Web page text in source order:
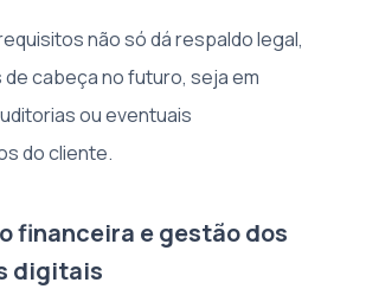
não só dá respaldo legal,
cabeça no futuro, seja em
ou eventuais
do cliente.
financeira e gestão dos
digitais